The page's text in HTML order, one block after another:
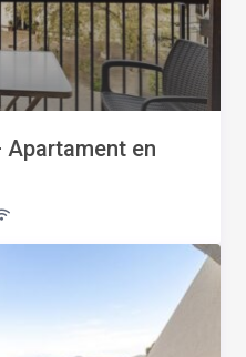
Apartament en